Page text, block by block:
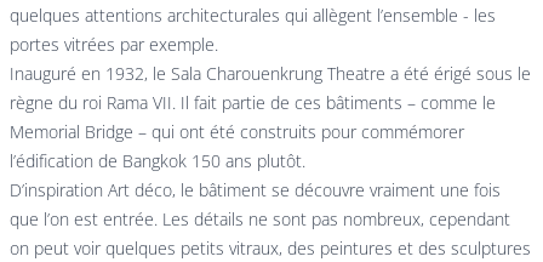
quelques attentions architecturales qui allègent l’ensemble - les
portes vitrées par exemple.
Inauguré en 1932, le Sala Charouenkrung Theatre a été érigé sous le
règne du roi Rama VII. Il fait partie de ces bâtiments – comme le
Memorial Bridge – qui ont été construits pour commémorer
l’édification de Bangkok 150 ans plutôt.
D’inspiration Art déco, le bâtiment se découvre vraiment une fois
que l’on est entrée. Les détails ne sont pas nombreux, cependant
on peut voir quelques petits vitraux, des peintures et des sculptures